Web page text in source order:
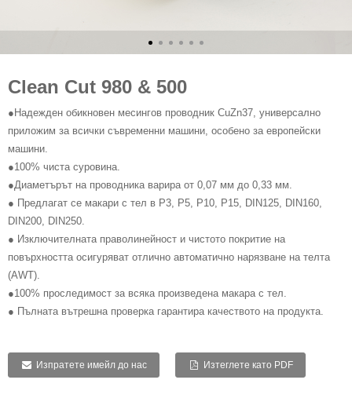
Clean Cut 980 & 500
●Надежден обикновен месингов проводник CuZn37, универсално
приложим за всички съвременни машини, особено за европейски
машини.
●100% чиста суровина.
●Диаметърът на проводника варира от 0,07 мм до 0,33 мм.
● Предлагат се макари с тел в P3, P5, P10, P15, DIN125, DIN160,
DIN200, DIN250.
● Изключителната праволинейност и чистото покритие на
повърхността осигуряват отлично автоматично нарязване на телта
(AWT).
●100% проследимост за всяка произведена макара с тел.
● Пълната вътрешна проверка гарантира качеството на продукта.
Изпратете имейл до нас Изтеглете като PDF